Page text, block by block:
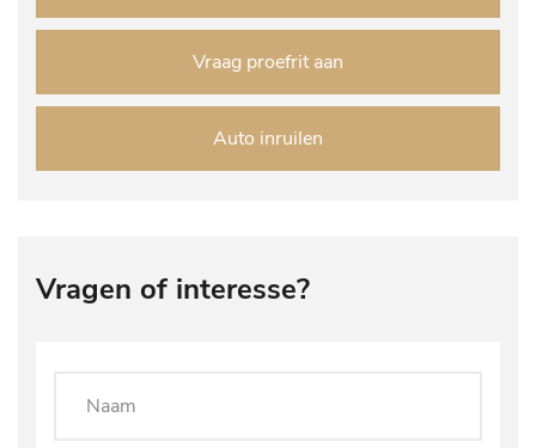
Vraag proefrit aan
Auto inruilen
Vragen of interesse?